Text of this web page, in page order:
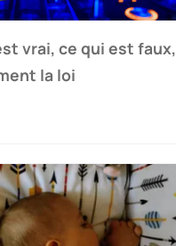
vrai, ce qui est faux,
la loi